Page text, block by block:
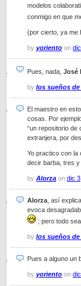
modelos
conmigo en que
(por cierto, ya me
by yoriento on
Pues, nada, José
by los sueños de
El maestro en
cosas. Por
“un repositorio de
extranjera, por
Yo practico con la
decir barba, tres y
by Alorza on dic
Alorza , así
evoca
; pero todo
by los sueños de
Pues a alguno un
by yoriento on